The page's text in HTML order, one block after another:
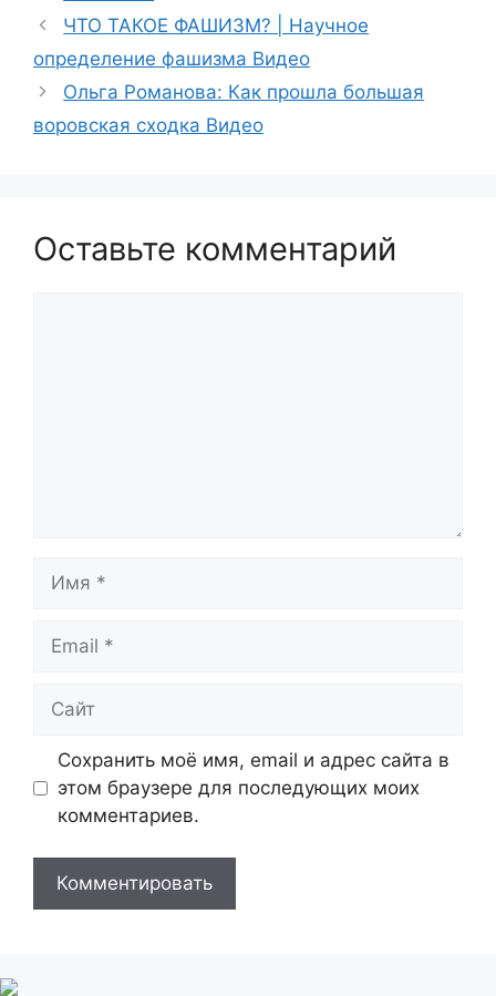
ЧТО ТАКОЕ ФАШИЗМ? | Научное
определение фашизма Видео
Ольга Романова: Как прошла большая
воровская сходка Видео
Оставьте комментарий
Сохранить моё имя, email и адрес сайта в
этом браузере для последующих моих
комментариев.